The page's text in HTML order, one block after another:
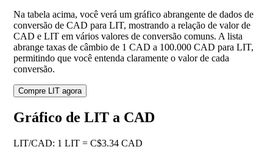
Na tabela acima, você verá um gráfico abrangente de dados de
conversão de CAD para LIT, mostrando a relação de valor de
CAD e LIT em vários valores de conversão comuns. A lista
abrange taxas de câmbio de 1 CAD a 100.000 CAD para LIT,
permitindo que você entenda claramente o valor de cada
conversão.
Compre LIT agora
Gráfico de LIT a CAD
LIT/CAD: 1 LIT = C$3.34 CAD